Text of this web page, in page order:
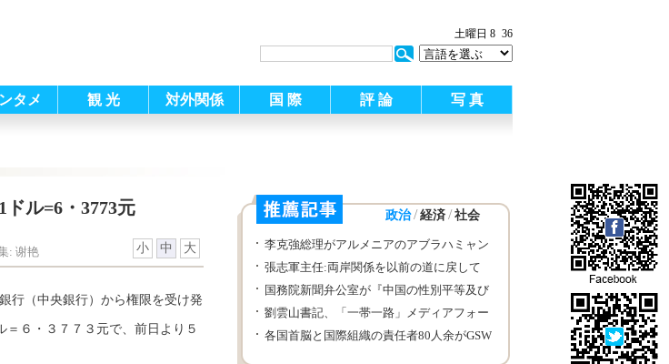
土曜日 8 36
タメ 観 光 対外関係 国 際 評 論 写 真
ル=6・3773元
: 谢艳 小 中 大
行（中央銀行）から権限を受け発
６・３７７３元で、前日より５
政治 / 経済 / 社会
李克強総理がアルメニアのアブラハミャン
首相と会見
張志軍主任:両岸関係を以前の道に戻して
はならない
国務院新聞弁公室が『中国の性別平等及び
女性の発展』白書を発表
劉雲山書記、「一帯一路」メディアフォー
ラムの代表と会談
各国首脳と国際組織の責任者80人余がGSW